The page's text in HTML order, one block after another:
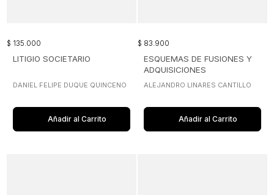
$ 135.000
LITIGIO SOCIETARIO
DANIEL FELIPE DUQUE QUINCENO
Añadir al Carrito
$ 83.900
ESQUEMAS DE FUSIONES Y
ADQUISICIONES
EMPRESARIALES
ALEJANDRO LINARES CANTILLO
Añadir al Carrito